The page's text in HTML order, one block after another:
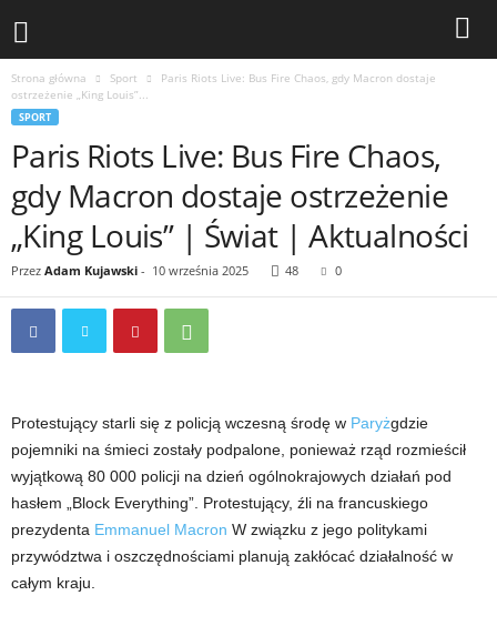
Strona główna Sport
Paris Riots Live: Bus Fire Chaos, gdy Macron dostaje
ostrzeżenie „King Louis”...
SPORT
Paris Riots Live: Bus Fire Chaos,
gdy Macron dostaje ostrzeżenie
„King Louis” | Świat | Aktualności
Przez Adam Kujawski - 10 września 2025 48 0
Protestujący starli się z policją wczesną środę w Paryżgdzie
pojemniki na śmieci zostały podpalone, ponieważ rząd rozmieścił
wyjątkową 80 000 policji na dzień ogólnokrajowych działań pod
hasłem „Block Everything”. Protestujący, źli na francuskiego
prezydenta Emmanuel Macron W związku z jego politykami
przywództwa i oszczędnościami planują zakłócać działalność w
całym kraju.